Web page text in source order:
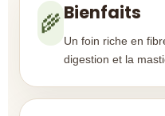
🌾Bienfaits
Un foin riche en
digestion et la